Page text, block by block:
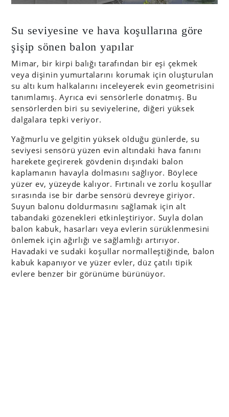
Su seviyesine ve hava koşullarına göre
şişip sönen balon yapılar
Mimar, bir kirpi balığı tarafından bir eşi çekmek
veya dişinin yumurtalarını korumak için oluşturulan
su altı kum halkalarını inceleyerek evin geometrisini
tanımlamış. Ayrıca evi sensörlerle donatmış. Bu
sensörlerden biri su seviyelerine, diğeri yüksek
dalgalara tepki veriyor.
Yağmurlu ve gelgitin yüksek olduğu günlerde, su
seviyesi sensörü yüzen evin altındaki hava fanını
harekete geçirerek gövdenin dışındaki balon
kaplamanın havayla dolmasını sağlıyor. Böylece
yüzer ev, yüzeyde kalıyor. Fırtınalı ve zorlu koşullar
sırasında ise bir darbe sensörü devreye giriyor.
Suyun balonu doldurmasını sağlamak için alt
tabandaki gözenekleri etkinleştiriyor. Suyla dolan
balon kabuk, hasarları veya evlerin sürüklenmesini
önlemek için ağırlığı ve sağlamlığı artırıyor.
Havadaki ve sudaki koşullar normalleştiğinde, balon
kabuk kapanıyor ve yüzer evler, düz çatılı tipik
evlere benzer bir görünüme bürünüyor.